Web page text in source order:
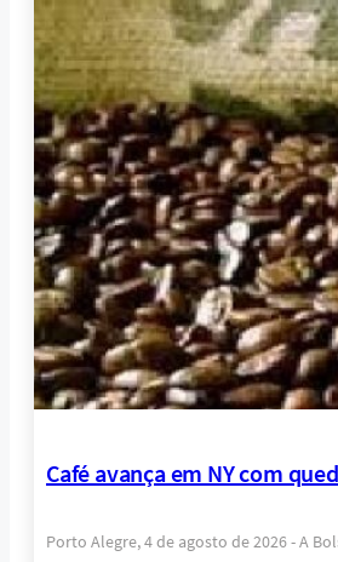
Café avança em NY com
Porto Alegre, 4 de agosto de 2026 - A